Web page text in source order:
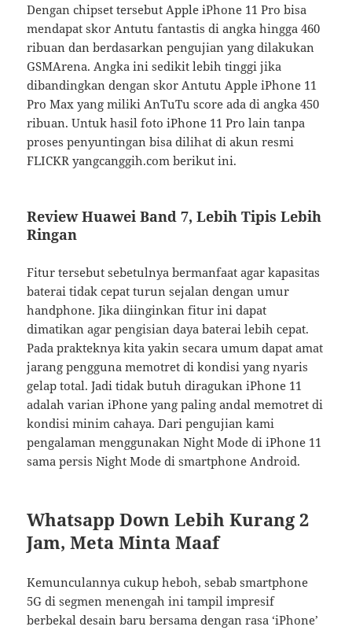
Dengan chipset tersebut Apple iPhone 11 Pro bisa
mendapat skor Antutu fantastis di angka hingga 460
ribuan dan berdasarkan pengujian yang dilakukan
GSMArena. Angka ini sedikit lebih tinggi jika
dibandingkan dengan skor Antutu Apple iPhone 11
Pro Max yang miliki AnTuTu score ada di angka 450
ribuan. Untuk hasil foto iPhone 11 Pro lain tanpa
proses penyuntingan bisa dilihat di akun resmi
FLICKR yangcanggih.com berikut ini.
Review Huawei Band 7, Lebih Tipis Lebih
Ringan
Fitur tersebut sebetulnya bermanfaat agar kapasitas
baterai tidak cepat turun sejalan dengan umur
handphone. Jika diinginkan fitur ini dapat
dimatikan agar pengisian daya baterai lebih cepat.
Pada prakteknya kita yakin secara umum dapat amat
jarang pengguna memotret di kondisi yang nyaris
gelap total. Jadi tidak butuh diragukan iPhone 11
adalah varian iPhone yang paling andal memotret di
kondisi minim cahaya. Dari pengujian kami
pengalaman menggunakan Night Mode di iPhone 11
sama persis Night Mode di smartphone Android.
Whatsapp Down Lebih Kurang 2
Jam, Meta Minta Maaf
Kemunculannya cukup heboh, sebab smartphone
5G di segmen menengah ini tampil impresif
berbekal desain baru bersama dengan rasa ‘iPhone’